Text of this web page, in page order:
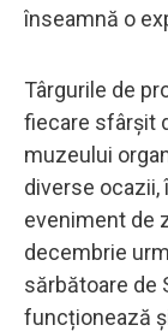
înseamnă o
Târgurile de
fiecare sfârșit
muzeului
diverse ocazii,
eveniment de
decembrie
sărbătoare de
funcționează